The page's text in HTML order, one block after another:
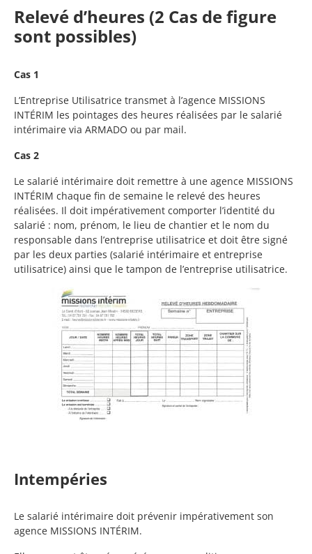
Relevé d’heures (2 Cas de figure
sont possibles)
Cas 1
L’Entreprise Utilisatrice transmet à l’agence MISSIONS
INTÉRIM les pointages des heures réalisées par le salarié
intérimaire via ARMADO ou par mail.
Cas 2
Le salarié intérimaire doit remettre à une agence MISSIONS
INTÉRIM chaque fin de semaine le relevé des heures
réalisées. Il doit impérativement comporter l’identité du
salarié : nom, prénom, le lieu de chantier et le nom du
responsable dans l’entreprise utilisatrice et doit être signé
par les deux parties (salarié intérimaire et entreprise
utilisatrice) ainsi que le tampon de l’entreprise utilisatrice.
Intempéries
Le salarié intérimaire doit prévenir impérativement son
agence MISSIONS INTÉRIM.